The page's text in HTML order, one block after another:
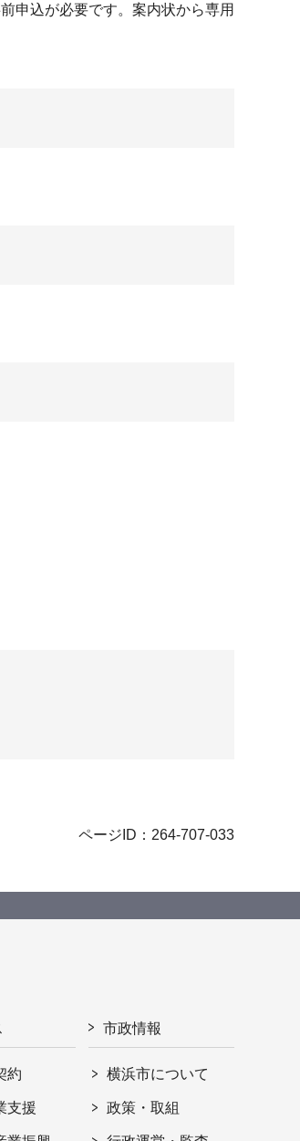
申込が必要です。案内状から専用
ページID：264-707-033
約
支援
市政情報
横浜市について
政策・取組